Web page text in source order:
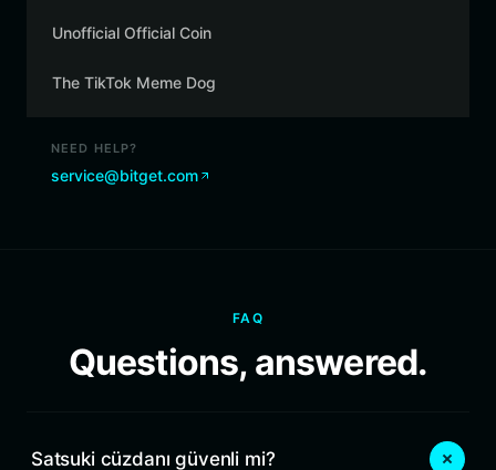
Unofficial Official Coin
The TikTok Meme Dog
NEED HELP?
service@bitget.com
FAQ
Questions, answered.
Satsuki cüzdanı güvenli mi?